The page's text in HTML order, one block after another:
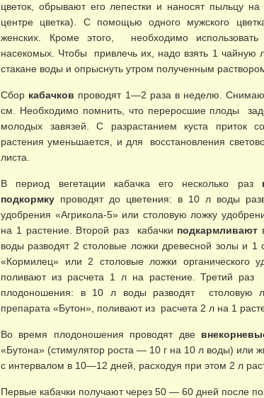
цветок, обрывают его лепестки и наносят пыльцу на
центре цветка). С помощью одного мужского
женских. Кроме этого, необходимо
насекомых. Чтобы привлечь их, надо взять 1 чайную
стакане воды и опрыснуть утром полученным
Сбор кабачков проводят 1—2 раза в неделю.
см. Необходимо помнить, что переросшие плоды
молодых завязей. С разрастанием куста приток
растения уменьшается, и для восстановления
листа.
В период вегетации кабачка его несколько раз
подкормку проводят до цветения: в 10 л воды
удобрения «Агрикола-5» или столовую ложку
на 1 растение. Второй раз кабачки подкармливают
воды разводят 2 столовые ложки древесной золы и 1
«Кормилец» или 2 столовые ложки органического
поливают из расчета 1 л на растение. Третий раз
плодоношения: в 10 л воды разводят столовую
препарата «Бутон», поливают из расчета 2 л на 1
Во время плодоношения проводят две
«Бутона» (стимулятор роста — 10 г на 10 л воды) или
с интервалом в 10—12 дней, расходуя при этом 2 л
Первые кабачки получают через 50 — 60 дней после